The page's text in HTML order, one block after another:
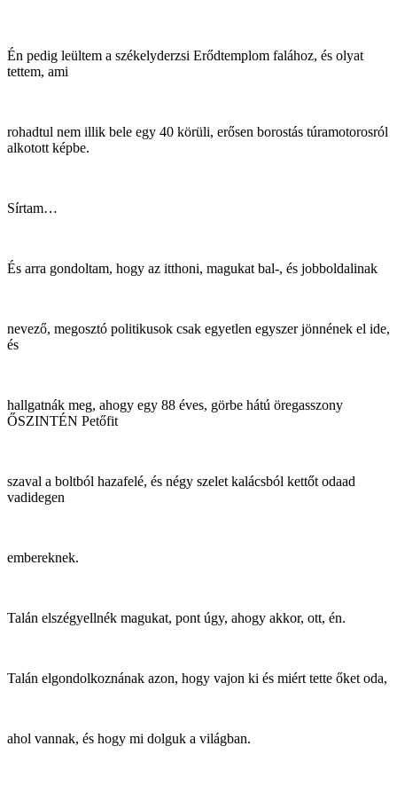
Én pedig leültem a székelyderzsi Erődtemplom falához, és olyat
tettem, ami
rohadtul nem illik bele egy 40 körüli, erősen borostás túramotorosról
alkotott képbe.
Sírtam…
És arra gondoltam, hogy az itthoni, magukat bal-, és jobboldalinak
nevező, megosztó politikusok csak egyetlen egyszer jönnének el ide,
és
hallgatnák meg, ahogy egy 88 éves, görbe hátú öregasszony
ŐSZINTÉN Petőfit
szaval a boltból hazafelé, és négy szelet kalácsból kettőt odaad
vadidegen
embereknek.
Talán elszégyellnék magukat, pont úgy, ahogy akkor, ott, én.
Talán elgondolkoznának azon, hogy vajon ki és miért tette őket oda,
ahol vannak, és hogy mi dolguk a világban.